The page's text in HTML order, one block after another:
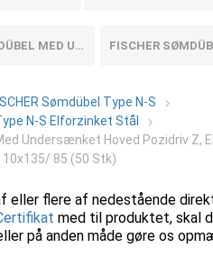
STÅL ART 50354 TYPE N-S 10X100/ 50 (50 STK) FISCHER SØMDÜBEL MED UNDERSÆNKET HOVED POZIDRIV Z, ELFORZINKET
Sømdübel Type N-S
N-S Elforzinket Stål
Undersænket Hoved Pozidriv Z,
10x135/ 85 (50 Stk)
eller flere af nedestående
med til produktet, skal
på anden måde gøre os